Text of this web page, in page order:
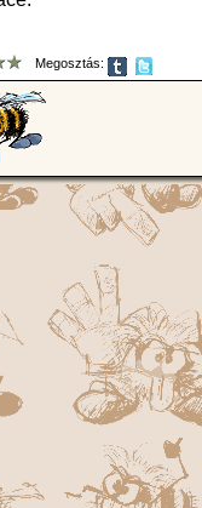
Megosztás: